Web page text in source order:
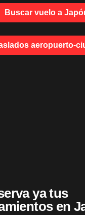
Buscar vuelo a
aeropuerto-
ya tus
en